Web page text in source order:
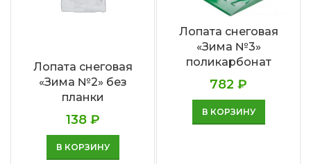
Лопата снеговая
«Зима №2» без
планки
138 ₽
В КОРЗИНУ
Лопата снеговая
«Зима №3»
поликарбонат
782 ₽
В КОРЗИНУ